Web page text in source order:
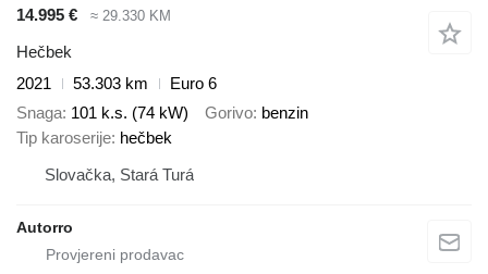
14.995 €
≈ 29.330 KM
Hečbek
2021
53.303 km
Euro 6
Snaga 101 k.s. (74 kW) Gorivo benzin
Tip karoserije hečbek
Slovačka, Stará Turá
Autorro